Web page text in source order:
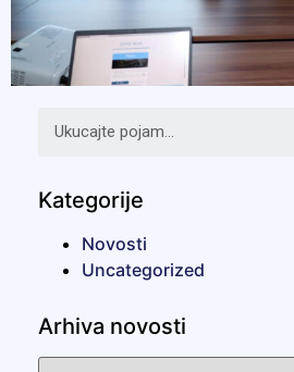
Kategorije
Novosti
Uncategorized
Arhiva novosti